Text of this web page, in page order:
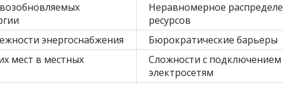
Неравномерное
ресурсов
энергоснабжения
Бюрократические барьеры
мест в местных
Сложности с подключением
электросетям